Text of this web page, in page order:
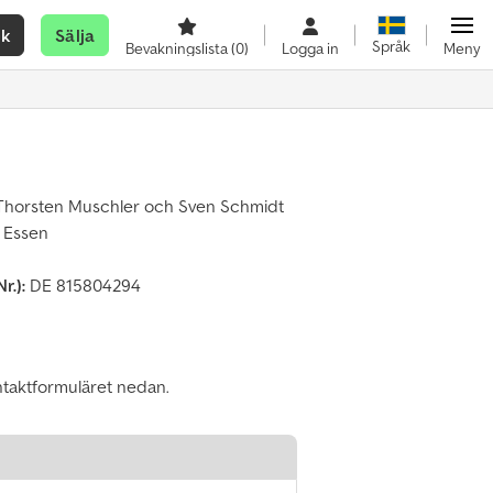
Sälja
Bevakningslista(0) Logga in Språk Meny
Muschler och Sven Schmidt
DE 815804294
nedan.